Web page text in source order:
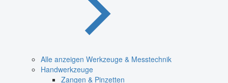
Alle anzeigen Werkzeuge & Messtechnik
Handwerkzeuge
Zangen & Pinzetten